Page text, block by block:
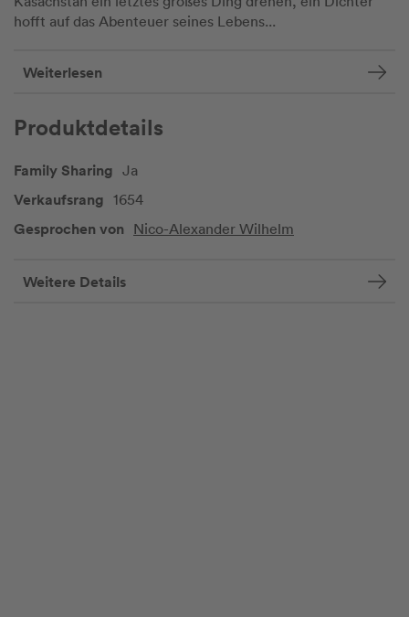
hofft auf das Abenteuer seines Lebens...
Weiterlesen
Produktdetails
Family Sharing Ja
Verkaufsrang 1654
Gesprochen von Nico-Alexander Wilhelm
Weitere Details